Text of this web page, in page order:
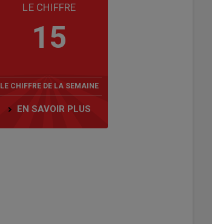
LE CHIFFRE
15
LE CHIFFRE DE LA SEMAINE
EN SAVOIR PLUS